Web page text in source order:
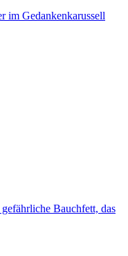
im Gedankenkarussell
Bauchfett, das